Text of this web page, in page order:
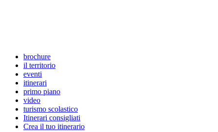
brochure
il territorio
eventi
itinerari
primo piano
video
turismo scolastico
Itinerari consigliati
Crea il tuo itinerario